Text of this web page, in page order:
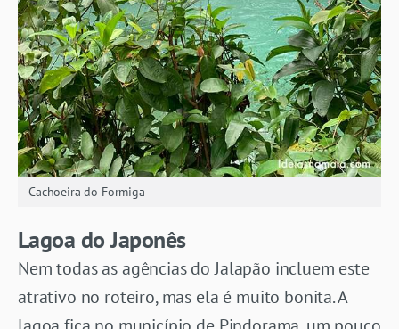
Cachoeira do Formiga
Lagoa do Japonês
Nem todas as agências do Jalapão incluem este
atrativo no roteiro, mas ela é muito bonita. A